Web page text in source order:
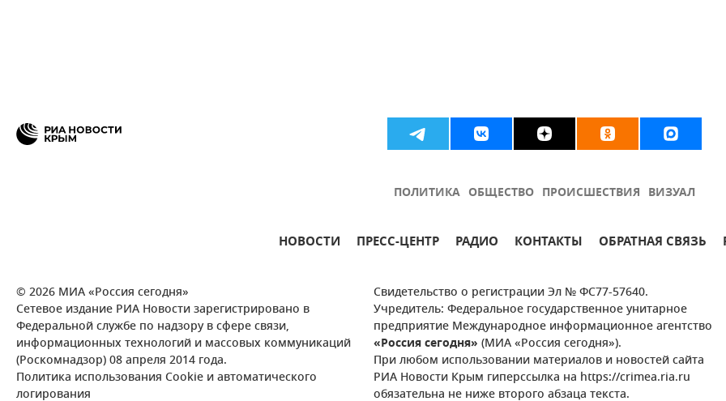
ПОЛИТИКА ОБЩЕСТВО ПРОИСШЕСТВИЯ ВИЗУАЛ
НОВОСТИ ПРЕСС-ЦЕНТР РАДИО КОНТАКТЫ ОБРАТНАЯ СВЯЗЬ
© 2026 МИА «Россия сегодня»
Сетевое издание РИА Новости зарегистрировано в
Федеральной службе по надзору в сфере связи,
информационных технологий и массовых коммуникаций
(Роскомнадзор) 08 апреля 2014 года.
Политика использования Cookie и автоматического
логирования
Свидетельство о регистрации Эл № ФС77-57640.
Учредитель: Федеральное государственное унитарное
предприятие Международное информационное агентство
«Россия сегодня» (МИА «Россия сегодня»).
При любом использовании материалов и новостей сайта
РИА Новости Крым гиперссылка на https://crimea.ria.ru
обязательна не ниже второго абзаца текста.